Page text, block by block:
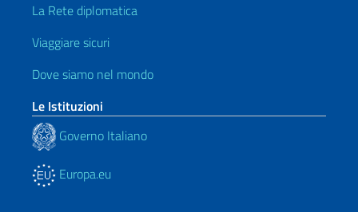
La Rete diplomatica
Viaggiare sicuri
Dove siamo nel mondo
Le Istituzioni
Governo Italiano
Europa.eu